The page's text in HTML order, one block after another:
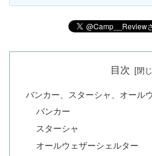
目次
バンカー、スターシャ、オール
バンカー
スターシャ
オールウェザーシェルター